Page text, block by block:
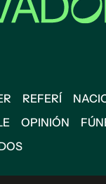
REFERÍ
OPINIÓN